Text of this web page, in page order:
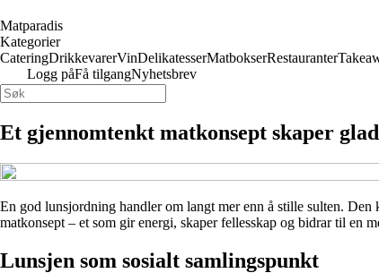
Matparadis
Kategorier
CateringDrikkevarerVinDelikatesserMatbokserRestauranter
Logg påFå tilgangNyhetsbrev
Et gjennomtenkt matkonsept skaper
En god lunsjordning handler om langt mer enn å stille sulten.
matkonsept – et som gir energi, skaper fellesskap og bidrar til en
Lunsjen som sosialt samlingspunkt